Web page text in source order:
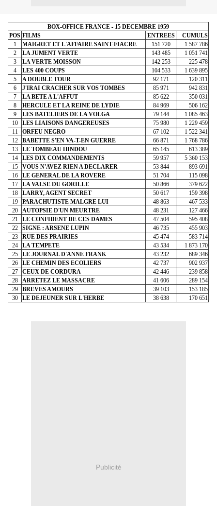
BOX-OFFICE FRANCE - 15 DECEMBRE 1959
POS FILMS ENTREES
CUMULS
1
MAIGRET ET L'AFFAIRE SAINT-FIACRE 151 720
1 587 786
2
LA JUMENT VERTE 143 485
1 051 741
3
LA VERTE MOISSON 142 253
225 478
4
LES 400 COUPS 104 533
1 639 895
5
A DOUBLE TOUR 92 171
120 311
6
J'IRAI CRACHER SUR VOS TOMBES 85 971
942 831
7
LA BETE A L'AFFUT 85 622
350 031
8
HERCULE ET LA REINE DE LYDIE 84 969
506 162
9
LES BATELIERS DE LA VOLGA 79 144
1 085 463
10
LES LIAISONS DANGEREUSES 75 980
1 229 459
11
ORFEU NEGRO 67 102
1 522 341
12
BABETTE S'EN VA-T-EN GUERRE 66 871
1 768 786
13
LE TOMBEAU HINDOU 65 145
613 389
14
LES DIX COMMANDEMENTS 59 957
5 360 153
15
VOUS N'AVEZ RIEN A DECLARER 53 844
893 691
16
LE GENERAL DE LA ROVERE 51 704
115 098
17
LA VALSE DU GORILLE 50 866
379 622
18
LARRY, AGENT SECRET 50 617
159 398
19
PARACHUTISTE MALGRE LUI 48 863
467 533
20
AUTOPSIE D'UN MEURTRE 48 231
127 466
21
LE CONFIDENT DE CES DAMES 47 504
595 408
22
SIGNE : ARSENE LUPIN 46 735
455 903
23
RUE DES PRAIRIES 45 474
583 714
24
LA TEMPETE 43 534
1 873 170
25
LE JOURNAL D'ANNE FRANK 43 232
689 346
26
LE CHEMIN DES ECOLIERS 42 737
902 937
27
CEUX DE CORDURA 42 446
239 858
28
ARRETEZ LE MASSACRE 41 606
289 154
29
BREVES AMOURS 39 103
153 185
30
LE DEJEUNER SUR L'HERBE 38 638 170 651
Publicité